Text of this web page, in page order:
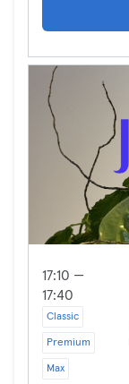
17:10 —
17:40
Classic
Premium
Max